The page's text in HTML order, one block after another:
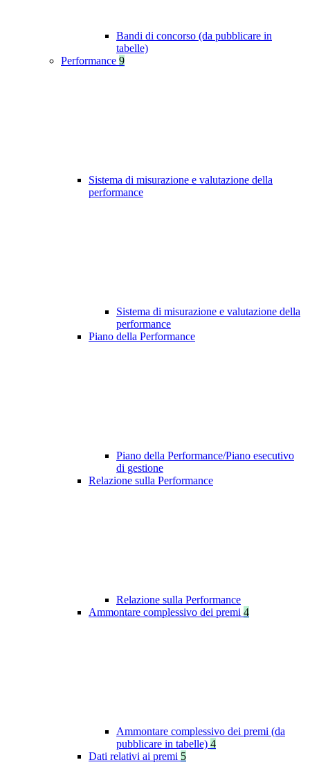
Bandi di concorso (da pubblicare in
tabelle)
Performance 9
Sistema di misurazione e valutazione della
performance
Sistema di misurazione e valutazione della
performance
Piano della Performance
Piano della Performance/Piano esecutivo
di gestione
Relazione sulla Performance
Relazione sulla Performance
Ammontare complessivo dei premi 4
Ammontare complessivo dei premi (da
pubblicare in tabelle) 4
Dati relativi ai premi 5